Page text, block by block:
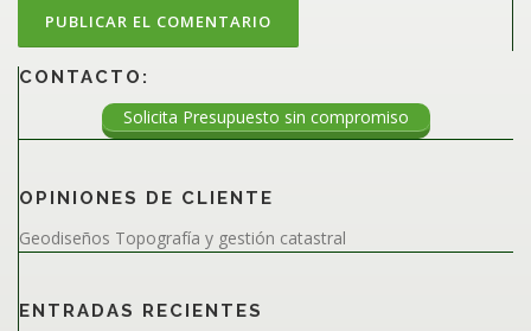
CONTACTO:
Solicita Presupuesto sin compromiso
OPINIONES DE CLIENTE
Geodiseños Topografía y gestión catastral
ENTRADAS RECIENTES